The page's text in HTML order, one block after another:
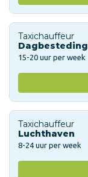
Taxichauffeur
Dagbesteding
15-20 uur per week
Taxichauffeur
Luchthaven
8-24 uur per week